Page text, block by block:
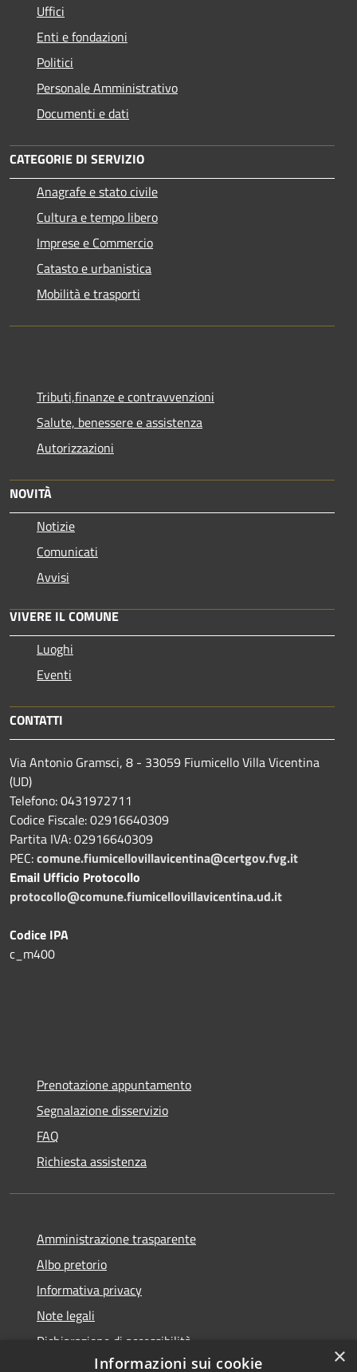
Uffici
Enti e fondazioni
Politici
Personale Amministrativo
Documenti e dati
CATEGORIE DI SERVIZIO
Anagrafe e stato civile
Cultura e tempo libero
Imprese e Commercio
Catasto e urbanistica
Mobilità e trasporti
Tributi,finanze e contravvenzioni
Salute, benessere e assistenza
Autorizzazioni
NOVITÀ
Notizie
Comunicati
Avvisi
VIVERE IL COMUNE
Luoghi
Eventi
CONTATTI
Via Antonio Gramsci, 8 - 33059 Fiumicello Villa Vicentina
(UD)
Telefono: 0431972711
Codice Fiscale: 02916640309
Partita IVA: 02916640309
PEC:comune.fiumicellovillavicentina@certgov.fvg.it
Email Ufficio Protocollo
protocollo@comune.fiumicellovillavicentina.ud.it
Codice IPA
c_m400
Prenotazione appuntamento
Segnalazione disservizio
FAQ
Richiesta assistenza
Amministrazione trasparente
Albo pretorio
Informativa privacy
Note legali
Dichiarazione di accessibilità
×
Informazioni sui cookie